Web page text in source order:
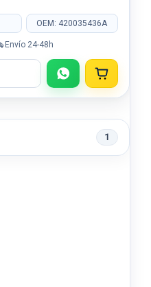
OEM: 420035436A
Envío 24-48h
1